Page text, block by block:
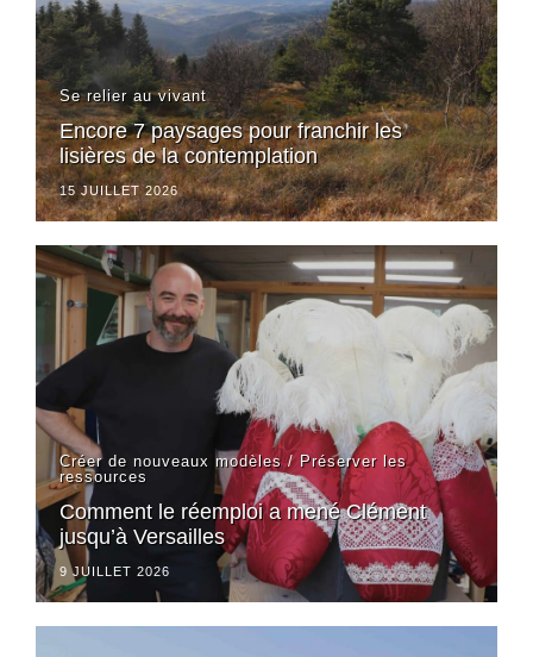
Se relier au vivant
Encore 7 paysages pour franchir les
lisières de la contemplation
15 JUILLET 2026
Créer de nouveaux modèles/ Préserver les
ressources
Comment le réemploi a mené Clément
jusqu’à Versailles
9 JUILLET 2026